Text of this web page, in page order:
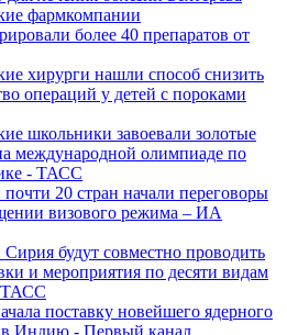
фармкомпании
более 40 препаратов от
хирурги нашли способ снизить
операций у детей с пороками
школьники завоевали золотые
международной олимпиаде по
- ТАСС
почти 20 стран начали переговоры
визового режима – ИА
Сирия будут совместно проводить
и мероприятия по десяти видам
ТАСС
поставку новейшего ядерного
в Индию - Первый канал